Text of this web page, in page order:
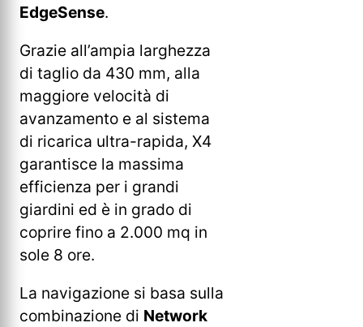
EdgeSense.
Grazie all’ampia larghezza
di taglio da 430 mm, alla
maggiore velocità di
avanzamento e al sistema
di ricarica ultra-rapida, X4
garantisce la massima
efficienza per i grandi
giardini ed è in grado di
coprire fino a 2.000 mq in
sole 8 ore.
La navigazione si basa sulla
combinazione di Network